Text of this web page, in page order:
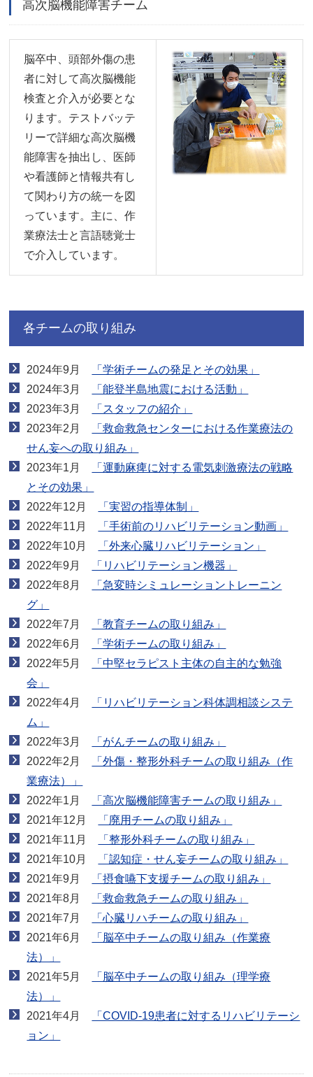
高次脳機能障害チーム
脳卒中、頭部外傷の患
者に対して高次脳機能
検査と介入が必要とな
ります。テストバッテ
リーで詳細な高次脳機
能障害を抽出し、医師
や看護師と情報共有し
て関わり方の統一を図
っています。主に、作
業療法士と言語聴覚士
で介入しています。
各チームの取り組み
2024年9月
「学術チームの発足とその効果」
2024年3月
「能登半島地震における活動」
2023年3月
「スタッフの紹介」
2023年2月
「救命救急センターにおける作業療法の
せん妄への取り組み」
2023年1月
「運動麻痺に対する電気刺激療法の戦略
とその効果」
2022年12月
「実習の指導体制」
2022年11月
「手術前のリハビリテーション動画」
2022年10月
「外来心臓リハビリテーション」
2022年9月
「リハビリテーション機器」
2022年8月
「急変時シミュレーショントレーニン
グ」
2022年7月
「教育チームの取り組み」
2022年6月
「学術チームの取り組み」
2022年5月
「中堅セラピスト主体の自主的な勉強
会」
2022年4月
「リハビリテーション科体調相談システ
ム」
2022年3月
「がんチームの取り組み」
2022年2月
「外傷・整形外科チームの取り組み（作
業療法）」
2022年1月
「高次脳機能障害チームの取り組み」
2021年12月
「廃用チームの取り組み」
2021年11月
「整形外科チームの取り組み」
2021年10月
「認知症・せん妄チームの取り組み」
2021年9月
「摂食嚥下支援チームの取り組み」
2021年8月
「救命救急チームの取り組み」
2021年7月
「心臓リハチームの取り組み」
2021年6月
「脳卒中チームの取り組み（作業療
法）」
2021年5月
「脳卒中チームの取り組み（理学療
法）」
2021年4月
「COVID-19患者に対するリハビリテーシ
ョン」